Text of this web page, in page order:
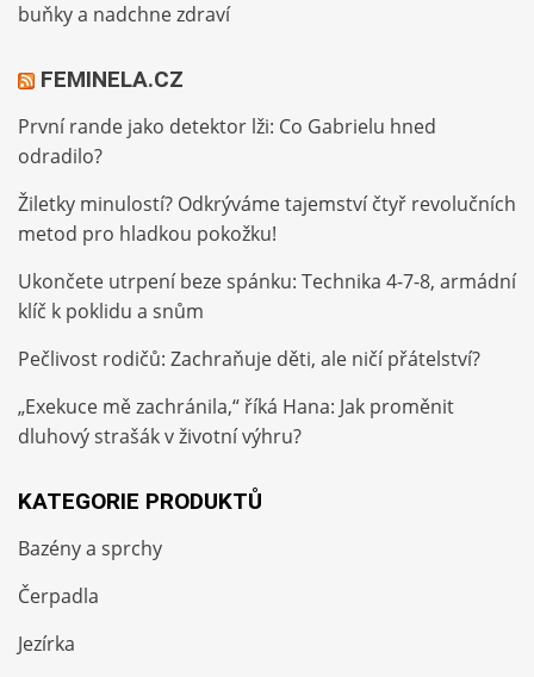
buňky a nadchne zdraví
FEMINELA.CZ
První rande jako detektor lži: Co Gabrielu hned
odradilo?
Žiletky minulostí? Odkrýváme tajemství čtyř revolučních
metod pro hladkou pokožku!
Ukončete utrpení beze spánku: Technika 4-7-8, armádní
klíč k poklidu a snům
Pečlivost rodičů: Zachraňuje děti, ale ničí přátelství?
„Exekuce mě zachránila,“ říká Hana: Jak proměnit
dluhový strašák v životní výhru?
KATEGORIE PRODUKTŮ
Bazény a sprchy
Čerpadla
Jezírka